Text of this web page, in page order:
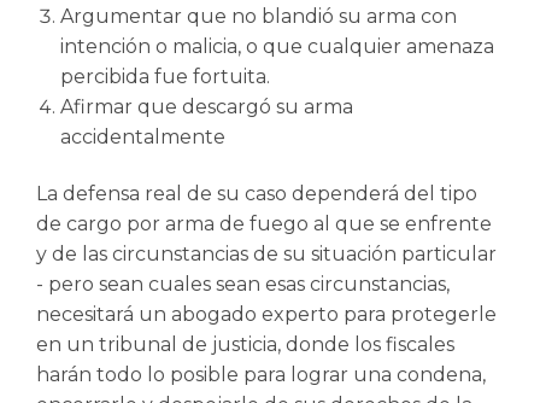
Argumentar que no blandió su arma con
intención o malicia, o que cualquier amenaza
percibida fue fortuita.
Afirmar que descargó su arma
accidentalmente
La defensa real de su caso dependerá del tipo
de cargo por arma de fuego al que se enfrente
y de las circunstancias de su situación particular
- pero sean cuales sean esas circunstancias,
necesitará un abogado experto para protegerle
en un tribunal de justicia, donde los fiscales
harán todo lo posible para lograr una condena,